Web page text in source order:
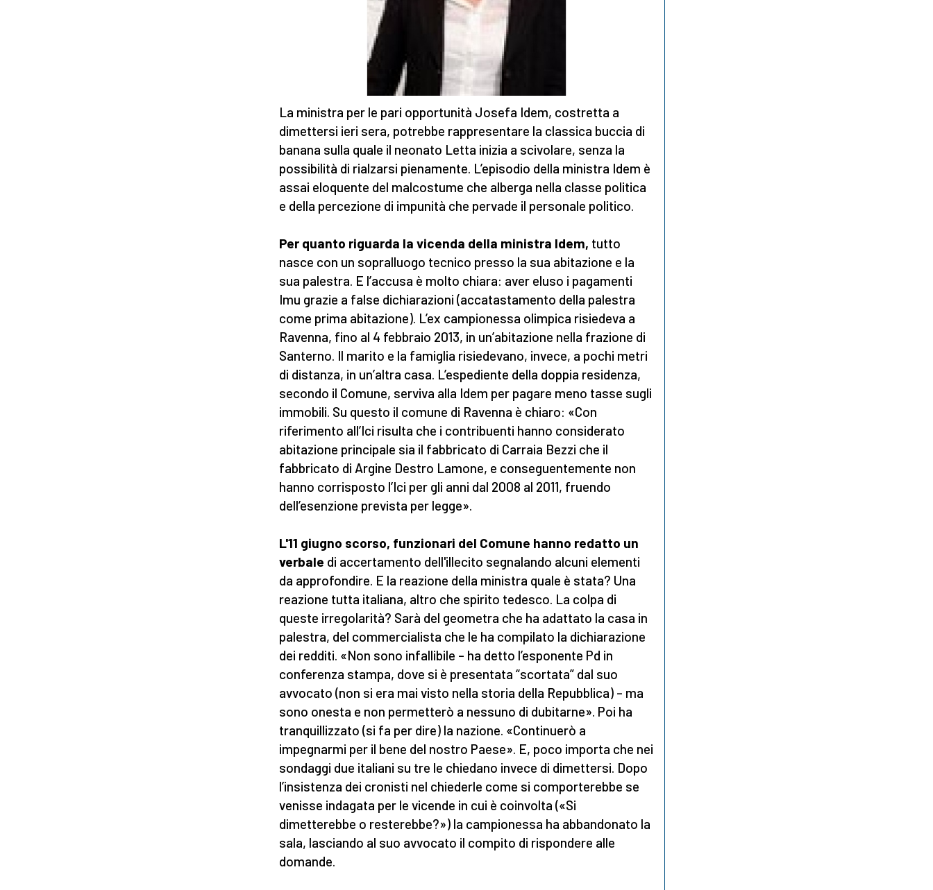
La ministra per le pari opportunità Josefa Idem, costretta a
dimettersi ieri sera, potrebbe rappresentare la classica buccia di
banana sulla quale il neonato Letta inizia a scivolare, senza la
possibilità di rialzarsi pienamente. L’episodio della ministra Idem è
assai eloquente del malcostume che alberga nella classe politica
e della percezione di impunità che pervade il personale politico.
Per quanto riguarda la vicenda della ministra Idem, tutto
nasce con un sopralluogo tecnico presso la sua abitazione e la
sua palestra. E l’accusa è molto chiara: aver eluso i pagamenti
Imu grazie a false dichiarazioni (accatastamento della palestra
come prima abitazione). L’ex campionessa olimpica risiedeva a
Ravenna, fino al 4 febbraio 2013, in un’abitazione nella frazione di
Santerno. Il marito e la famiglia risiedevano, invece, a pochi metri
di distanza, in un’altra casa. L’espediente della doppia residenza,
secondo il Comune, serviva alla Idem per pagare meno tasse sugli
immobili. Su questo il comune di Ravenna è chiaro: «Con
riferimento all’Ici risulta che i contribuenti hanno considerato
abitazione principale sia il fabbricato di Carraia Bezzi che il
fabbricato di Argine Destro Lamone, e conseguentemente non
hanno corrisposto l’Ici per gli anni dal 2008 al 2011, fruendo
dell’esenzione prevista per legge».
L'11 giugno scorso, funzionari del Comune hanno redatto un
verbale di accertamento dell'illecito segnalando alcuni elementi
da approfondire. E la reazione della ministra quale è stata? Una
reazione tutta italiana, altro che spirito tedesco. La colpa di
queste irregolarità? Sarà del geometra che ha adattato la casa in
palestra, del commercialista che le ha compilato la dichiarazione
dei redditi. «Non sono infallibile – ha detto l’esponente Pd in
conferenza stampa, dove si è presentata “scortata” dal suo
avvocato (non si era mai visto nella storia della Repubblica) – ma
sono onesta e non permetterò a nessuno di dubitarne». Poi ha
tranquillizzato (si fa per dire) la nazione. «Continuerò a
impegnarmi per il bene del nostro Paese». E, poco importa che nei
sondaggi due italiani su tre le chiedano invece di dimettersi. Dopo
l’insistenza dei cronisti nel chiederle come si comporterebbe se
venisse indagata per le vicende in cui è coinvolta («Si
dimetterebbe o resterebbe?») la campionessa ha abbandonato la
sala, lasciando al suo avvocato il compito di rispondere alle
domande.